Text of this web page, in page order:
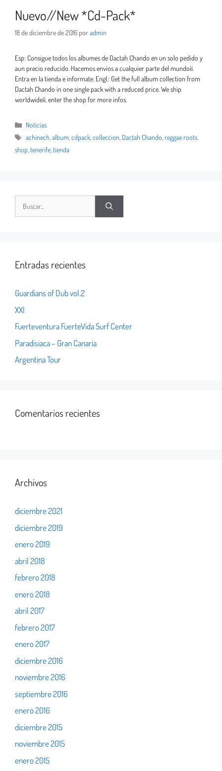
Nuevo//New *Cd-Pack*
18 de diciembre de 2016 poradmin
Esp: Consigue todos los albumes de Dactah Chando en un solo pedido y
aun precio reducido. Hacemos envios a cualquier parte del mundo¡¡.
Entra en la tienda e informate. Engl.: Get the full album collection from
Dactah Chando in one single pack with a reduced price. We ship
worldwide¡¡, enter the shop for more infos.
Noticias
achinech,album,cdpack,colleccion, Dactah Chando,reggae roots,
shop,tenerife,tienda
Entradas recientes
Guardians of Dub vol.2
XXI
Fuerteventura FuerteVida Surf Center
Paradisiaca – Gran Canaria
Argentina Tour
Comentarios recientes
Archivos
diciembre 2021
diciembre 2019
enero 2019
abril 2018
febrero 2018
enero 2018
abril 2017
febrero 2017
enero 2017
diciembre 2016
noviembre 2016
septiembre 2016
enero 2016
diciembre 2015
noviembre 2015
enero 2015